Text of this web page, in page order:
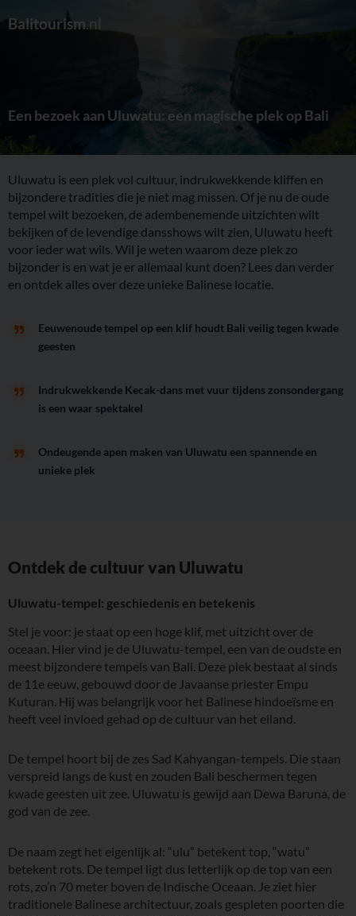
Balitourism.nl
Een bezoek aan Uluwatu: een magische plek op Bali
Uluwatu is een plek vol cultuur, indrukwekkende kliffen en
bijzondere tradities die je niet mag missen. Of je nu de oude
tempel wilt bezoeken, de adembenemende uitzichten wilt
bekijken of de levendige dansshows wilt zien, Uluwatu heeft
voor ieder wat wils. Wil je weten waarom deze plek zo
bijzonder is en wat je er allemaal kunt doen? Lees dan verder
en ontdek alles over deze unieke Balinese locatie.
Eeuwenoude tempel op een klif houdt Bali veilig tegen kwade
geesten
Indrukwekkende Kecak-dans met vuur tijdens zonsondergang
is een waar spektakel
Ondeugende apen maken van Uluwatu een spannende en
unieke plek
Ontdek de cultuur van Uluwatu
Uluwatu-tempel: geschiedenis en betekenis
Stel je voor: je staat op een hoge klif, met uitzicht over de
oceaan. Hier vind je de Uluwatu-tempel, een van de oudste en
meest bijzondere tempels van Bali. Deze plek bestaat al sinds
de 11e eeuw, gebouwd door de Javaanse priester Empu
Kuturan. Hij was belangrijk voor het Balinese hindoeïsme en
heeft veel invloed gehad op de cultuur van het eiland.
De tempel hoort bij de zes Sad Kahyangan-tempels. Die staan
verspreid langs de kust en zouden Bali beschermen tegen
kwade geesten uit zee. Uluwatu is gewijd aan Dewa Baruna, de
god van de zee.
De naam zegt het eigenlijk al: “ulu” betekent top, “watu”
betekent rots. De tempel ligt dus letterlijk op de top van een
rots, zo’n 70 meter boven de Indische Oceaan. Je ziet hier
traditionele Balinese architectuur, zoals gespleten poorten die